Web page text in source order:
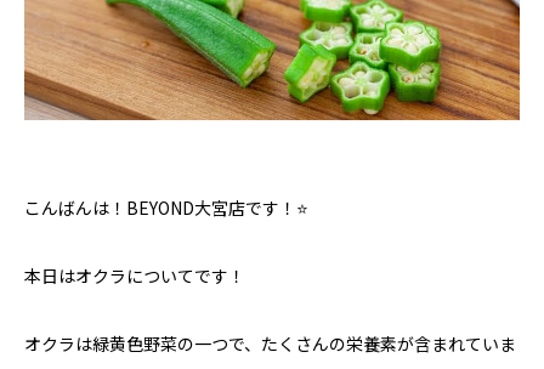
こんばんは！BEYOND大宮店です！⭐️
本日はオクラについてです！
オクラは緑黄色野菜の一つで、たくさんの栄養素が含まれていま